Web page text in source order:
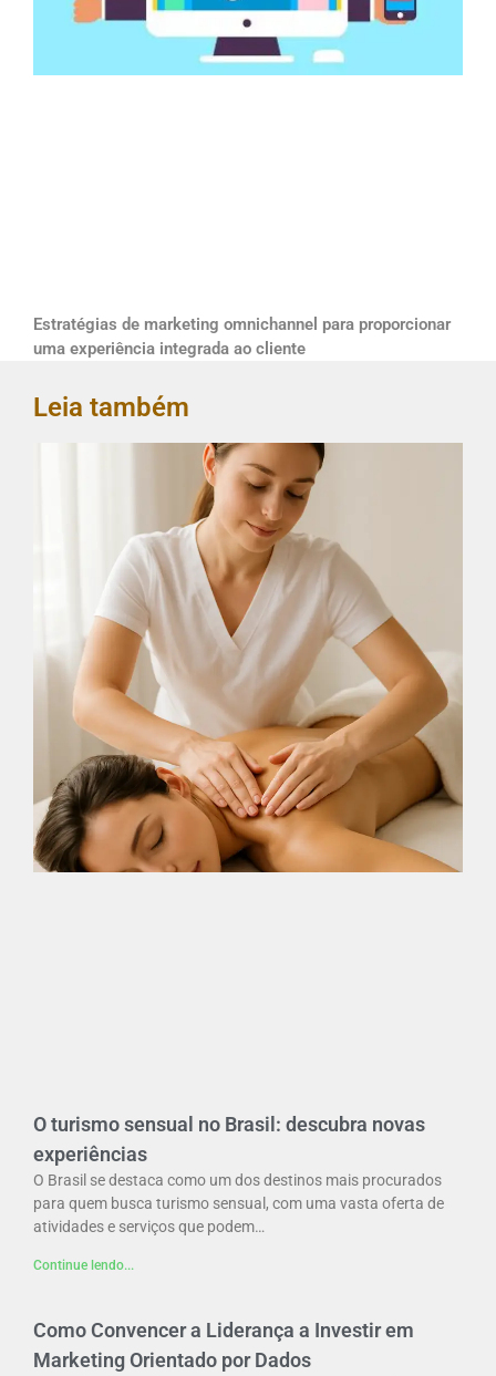
Estratégias de marketing omnichannel para proporcionar
uma experiência integrada ao cliente
Leia também
O turismo sensual no Brasil: descubra novas
experiências
O Brasil se destaca como um dos destinos mais procurados
para quem busca turismo sensual, com uma vasta oferta de
atividades e serviços que podem…
Continue lendo...
Como Convencer a Liderança a Investir em
Marketing Orientado por Dados